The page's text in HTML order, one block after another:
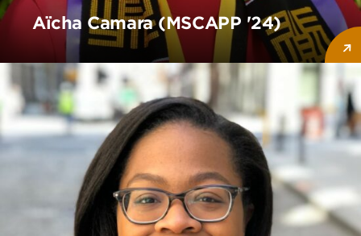
Aïcha Camara (MSCAPP '24)